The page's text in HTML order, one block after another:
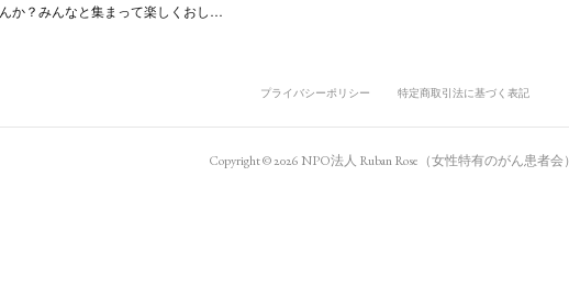
んか？みんなと集まって楽しくおし…
プライバシーポリシー 特定商取引法に基づく表記
Copyright ©2026NPO法人 Ruban Rose（女性特有のがん患者会）